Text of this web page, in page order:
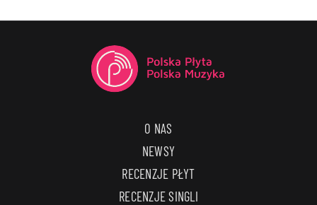
O NAS
NEWSY
RECENZJE PŁYT
RECENZJE SINGLI